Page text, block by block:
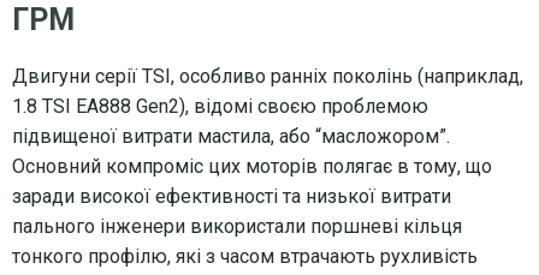
ГРМ
Двигуни серії TSI, особливо ранніх поколінь (наприклад,
1.8 TSI EA888 Gen2), відомі своєю проблемою
підвищеної витрати мастила, або “масложором”.
Основний компроміс цих моторів полягає в тому, що
заради високої ефективності та низької витрати
пального інженери використали поршневі кільця
тонкого профілю, які з часом втрачають рухливість